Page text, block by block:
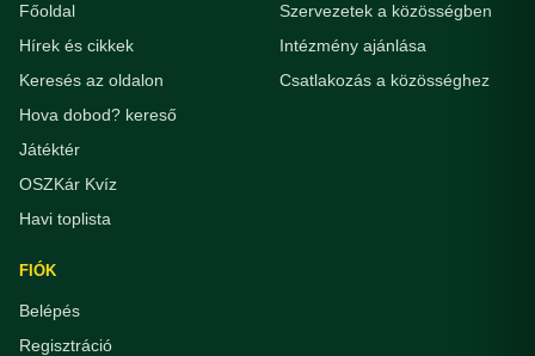
Főoldal
Hírek és cikkek
Keresés az oldalon
Hova dobod? kereső
Játéktér
OSZKár Kvíz
Havi toplista
Szervezetek a közösségben
Intézmény ajánlása
Csatlakozás a közösséghez
FIÓK
Belépés
Regisztráció